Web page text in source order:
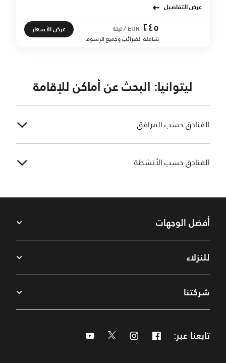
عرض التفاصيل
٢٤٥ EUR / ليلة
شاملة الضرائب وجميع الرسوم
عرض الأسعار
ليتوانيا: البحث عن أماكن للإقامة
الفنادق حسب المرافق
الفنادق حسب الأنشطة
أفضل الوجهات
للنزلاء
شركتنا
تابعنا عبر: Facebook
Instagram
Twitter